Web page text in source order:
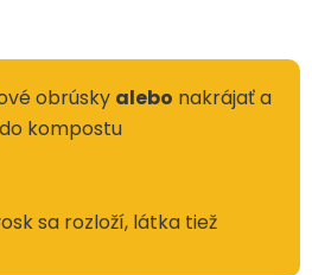
obrúsky alebo nakrájať a
kompostu
sa rozloží, látka tiež